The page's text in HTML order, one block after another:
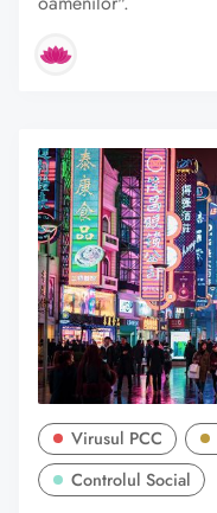
Virusul PCC
Controlul Social